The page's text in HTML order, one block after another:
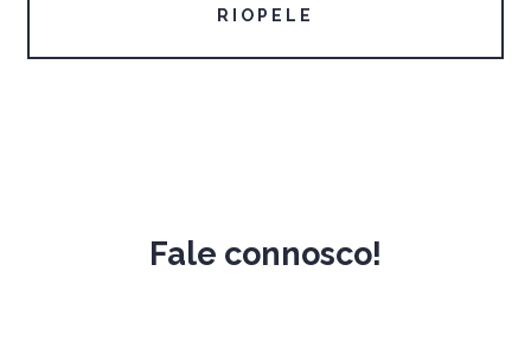
RIOPELE
Fale connosco!